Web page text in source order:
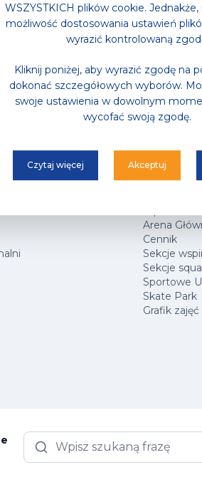
Hala
Arena
Cennik
Sekcje
Sekcje
Sportowe
Skate Park
Grafik zajęć
WSZYSTKICH plików cookie.
możliwość dostosowania ustawień
wyrazić kontrolowaną
Kliknij poniżej, aby wyrazić zgodę na
dokonać szczegółowych wyborów.
swoje ustawienia w dowolnym
wycofać swoją zgodę.
Czytaj więcej Akceptuj